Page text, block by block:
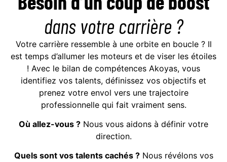
dans votre carrière ?
Votre carrière ressemble à une orbite en boucle ? Il
est temps d’allumer les moteurs et de viser les étoiles
! Avec le bilan de compétences Akoyas, vous
identifiez vos talents, définissez vos objectifs et
prenez votre envol vers une trajectoire
professionnelle qui fait vraiment sens.
Où allez-vous ? Nous vous aidons à définir votre
direction.
Quels sont vos talents cachés ?Nous révélons vos